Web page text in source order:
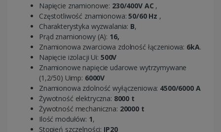
Napięcie znamionowe: 230/400V AC ,
Częstotliwość znamionowa:50/60 Hz ,
Charakterystyka wyzwalania: B,
Prąd znamionowy (A): 16,
Znamionowa zwarciowa zdolność łączeniowa: 6kA.
Napięcie izolacji Ui: 500V
Znamionowe napięcie udarowe wytrzymywane
(1,2/50) Uimp: 6000V
Znamionowa zdolność wyłączeniowa: 4500/6000 A
Żywotność elektryczna: 8000 t
Żywotność mechaniczna: 20000 t
Ilość modułów: 1,
Stopień szczelności: IP20